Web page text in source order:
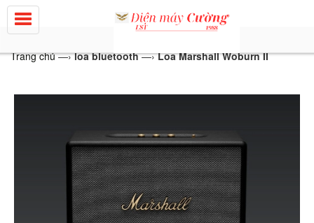
Trang chủ—› loa bluetooth—› Loa Marshall Woburn II